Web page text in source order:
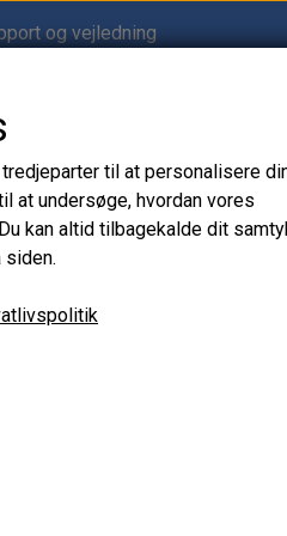
og vejledning
18–20”
foldepropel 18–20”.
til at personalisere
at undersøge, hvordan vores
kan altid tilbagekalde dit
siden.